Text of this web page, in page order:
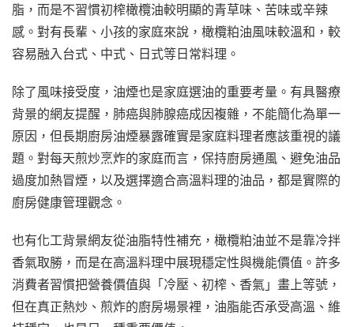
脂，而是不習慣初榨橄欖油較明顯的青草味、苦味或辛辣
感。對有長輩、小孩的家庭來說，橄欖粕油風味較溫和，較
容易融入台式、中式、日式等日常料理。
除了風味接受度，油煙也是家庭選油的重要考量。有具醫療
背景的網友提醒，肺癌與肺腺癌成因複雜，不能簡化為單一
原因，但長期廚房油煙暴露確實是家庭料理者應該重視的議
題。對每天煎炒烹炸的家庭而言，保持廚房通風、避免油品
過度加熱冒煙，以及選擇適合高溫料理的油品，都是實際的
廚房健康管理觀念。
也有化工背景網友從油脂特性補充，橄欖粕油並不是靠冷拌
香氣取勝，而是在高溫料理中展現穩定性與機能價值。許多
消費者習慣把營養價值與「冷壓、初榨、香氣」畫上等號，
但在真正熱炒、煎炸的廚房場景裡，油脂能否承受高溫、維